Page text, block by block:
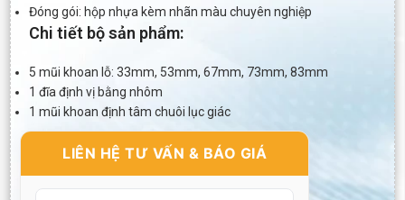
Đóng gói: hộp nhựa kèm nhãn màu chuyên nghiệp
Chi tiết bộ sản phẩm:
5 mũi khoan lỗ: 33mm, 53mm, 67mm, 73mm, 83mm
1 đĩa định vị bằng nhôm
1 mũi khoan định tâm chuôi lục giác
LIÊN HỆ TƯ VẤN & BÁO GIÁ